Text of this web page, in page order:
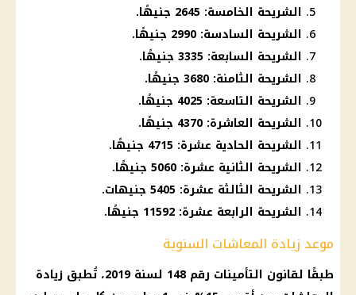
الشريحة الخامسة: 2645 جنيهًا.
الشريحة السادسة: 2990 جنيهًا.
الشريحة السابعة: 3335 جنيهًا.
الشريحة الثامنة: 3680 جنيهًا.
الشريحة التاسعة: 4025 جنيهًا.
الشريحة العاشرة: 4370 جنيهًا.
الشريحة الحادية عشرة: 4715 جنيهًا.
الشريحة الثانية عشرة: 5060 جنيهًا.
الشريحة الثالثة عشرة: 5405 جنيهات.
الشريحة الرابعة عشرة: 11592 جنيهًا.
موعد زيادة المعاشات السنوية
طبقًا لقانون التأمينات رقم 148 لسنة 2019، تُطبق زيادة